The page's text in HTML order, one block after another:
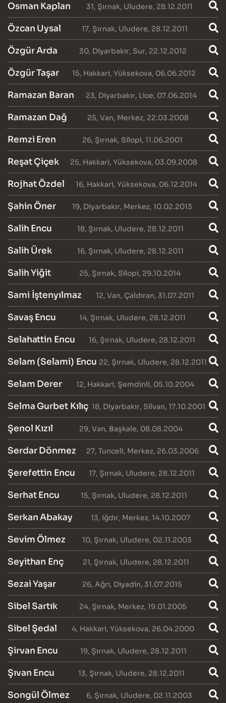
Osman Kaplan 31, Şırnak, Uludere, 28.12.2011
Özcan Uysal 17, Şırnak, Uludere, 28.12.2011
Özgür Arda 30, Diyarbakır, Sur, 22.12.2012
Özgür Taşar 15, Hakkari, Yüksekova, 06.06.2012
Ramazan Baran 23, Diyarbakır, Lice, 07.06.2014
Ramazan Dağ 25, Van, Merkez, 22.03.2008
Remzi Eren 26, Şırnak, Silopi, 11.06.2001
Reşat Çiçek 25, Hakkari,Yüksekova, 03.09.2008
Rojhat Özdel 16, Hakkari,Yüksekova, 06.12.2014
Şahin Öner 19, Diyarbakır, Merkez, 10.02.2013
Salih Encu 18, Şırnak, Uludere, 28.12.2011
Salih Ürek 16, Şırnak, Uludere, 28.12.2011
Salih Yiğit 25, Şırnak, Silopi, 29.10.2014
Sami İştenyılmaz 12, Van, Çaldıran, 31.07.2011
Savaş Encu 14, Şırnak, Uludere, 28.12.2011
Selahattin Encu 16, Şırnak, Uludere, 28.12.2011
Selam (Selami) Encu 22, Şırnak, Uludere, 28.12.2011
Selam Derer 12, Hakkari, Şemdinli, 05.10.2004
Selma Gurbet Kılıç 18, Diyarbakır, Silvan, 17.10.2001
Şenol Kızıl 29, Van, Başkale, 08.08.2004
Serdar Dönmez 27, Tunceli, Merkez, 26.03.2006
Şerefettin Encu 17, Şırnak, Uludere, 28.12.2011
Serhat Encu 15, Şırnak, Uludere, 28.12.2011
Serkan Abakay 13, Iğdır, Merkez, 14.10.2007
Sevim Ölmez 10, Şırnak, Uludere, 02.11.2003
Seyithan Enç 21, Şırnak, Uludere, 28.12.2011
Sezai Yaşar 26,Ağrı, Diyadin, 31.07.2015
Sibel Sartık 24, Şırnak, Merkez, 19.01.2005
Sibel Şedal 4, Hakkari, Yüksekova, 26.04.2000
Şirvan Encu 19, Şırnak, Uludere, 28.12.2011
Şıvan Encu 13, Şırnak, Uludere, 28.12.2011
Songül Ölmez 6, Şırnak, Uludere, 02.11.2003